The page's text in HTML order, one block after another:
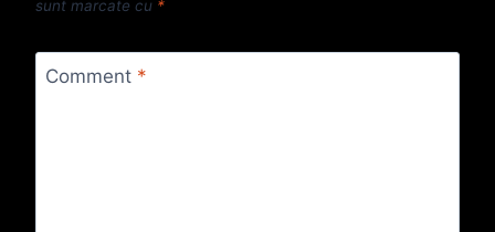
sunt marcate cu *
Comment *